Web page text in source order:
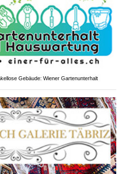
Gebäude: Wiener Gartenunterhalt